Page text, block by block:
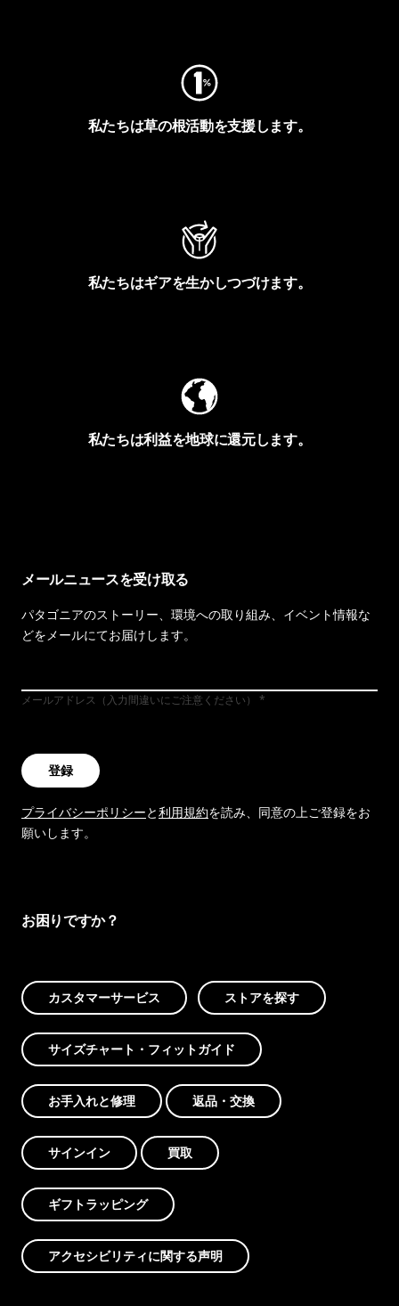
私たちは草の根活動を支援します。
私たちはギアを生かしつづけます。
私たちは利益を地球に還元します。
メールニュースを受け取る
パタゴニアのストーリー、環境への取り組み、イベント情報な
どをメールにてお届けします。
メールアドレス（入力間違いにご注意ください）
登録
プライバシーポリシーと利用規約を読み、同意の上ご登録をお
願いします。
お困りですか？
カスタマーサービス ストアを探す
サイズチャート・フィットガイド
お手入れと修理 返品・交換
サインイン 買取
ギフトラッピング
アクセシビリティに関する声明